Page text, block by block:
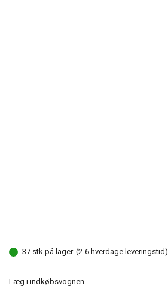
37 stk på lager. (2-6 hverdage leveringstid)
Læg i indkøbsvognen